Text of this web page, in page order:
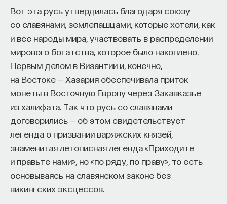
Вот эта русь утвердилась благодаря союзу
со славянами, землепашцами, которые хотели, как
и все народы мира, участвовать в распределении
мирового богатства, которое было накоплено.
Первым делом в Византии и, конечно,
на Востоке — Хазария обеспечивала приток
монеты в Восточную Европу через Закавказье
из халифата. Так что русь со славянами
договорились — об этом свидетельствует
легенда о призвании варяжских князей,
знаменитая летописная легенда «Приходите
и правьте нами», но «по ряду, по праву», то есть
основываясь на славянском законе без
викингских эксцессов.
Это глобальная экосистема для поиска и найма
STEM-специалистов (Science, Technology,
Engineering, Mathematics) в самые амбициозные
Deep-Tech и Biotech проекты по всему миру. Если
вы занимаетесь биоинформатикой, молекулярной
биологией, ИИ или другими наукоемкими
дисциплинами, проект поможет вам найти место
в командах, меняющих индустрию.
Как стать участником:
Заполнить анкету кандидата
Посмотреть текущие вакансии
Образование работает дольше,
чем кажется